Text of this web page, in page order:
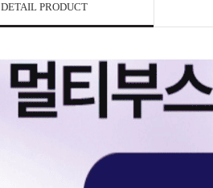
DETAIL PRODUCT